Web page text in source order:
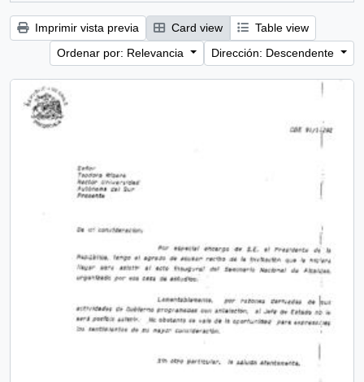
Imprimir vista previa Card view
Table view
Ordenar por: Relevancia
Dirección: Descendente